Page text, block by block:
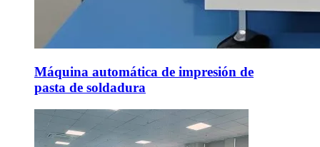
Máquina automática de impresión de
pasta de soldadura